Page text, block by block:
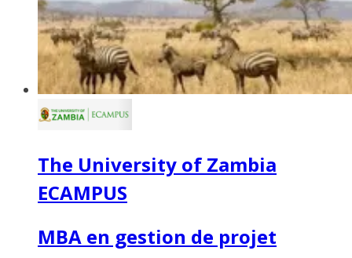
The University of Zambia
ECAMPUS
MBA en gestion de projet